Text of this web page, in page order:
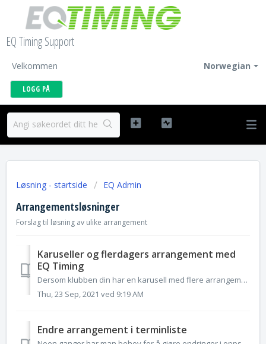
EQ Timing Support
Norwegian
Velkommen
LOGG PÅ
Løsning - startside EQ Admin
Arrangementsløsninger
Forslag til løsning av ulike arrangement
Karuseller og flerdagers arrangement med
EQ Timing
Dersom klubben din har en karusell med flere arrangement i løpet av sesongen kan du bruke Serie-løsningen for å holde oversikt over hvor mange ganger hver l...
Thu, 23 Sep, 2021 ved 9:19 AM
Endre arrangement i terminliste